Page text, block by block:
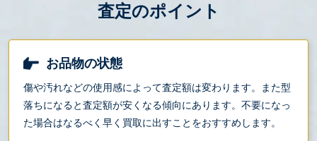
査定のポイント
お品物の状態
傷や汚れなどの使用感によって査定額は変わります。また型
落ちになると査定額が安くなる傾向にあります。不要になっ
た場合はなるべく早く買取に出すことをおすすめします。